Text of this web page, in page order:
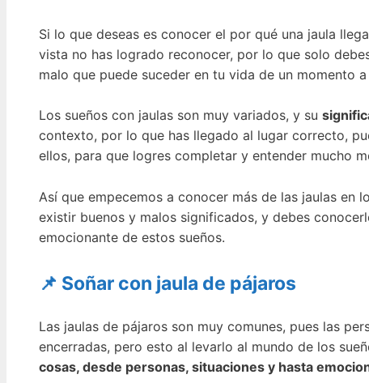
Si lo que deseas es conocer el por qué una jaula
vista no has logrado reconocer, por lo que solo
malo que puede suceder en tu vida de un momento
Los sueños con jaulas son muy variados, y su
contexto, por lo que has llegado al lugar correcto,
ellos, para que logres completar y entender mucho
Así que empecemos a conocer más de las jaulas en
existir buenos y malos significados, y debes
emocionante de estos sueños.
📌 Soñar con jaula de pájaros
Las jaulas de pájaros son muy comunes, pues las
encerradas, pero esto al levarlo al mundo de los
cosas, desde personas, situaciones y hasta